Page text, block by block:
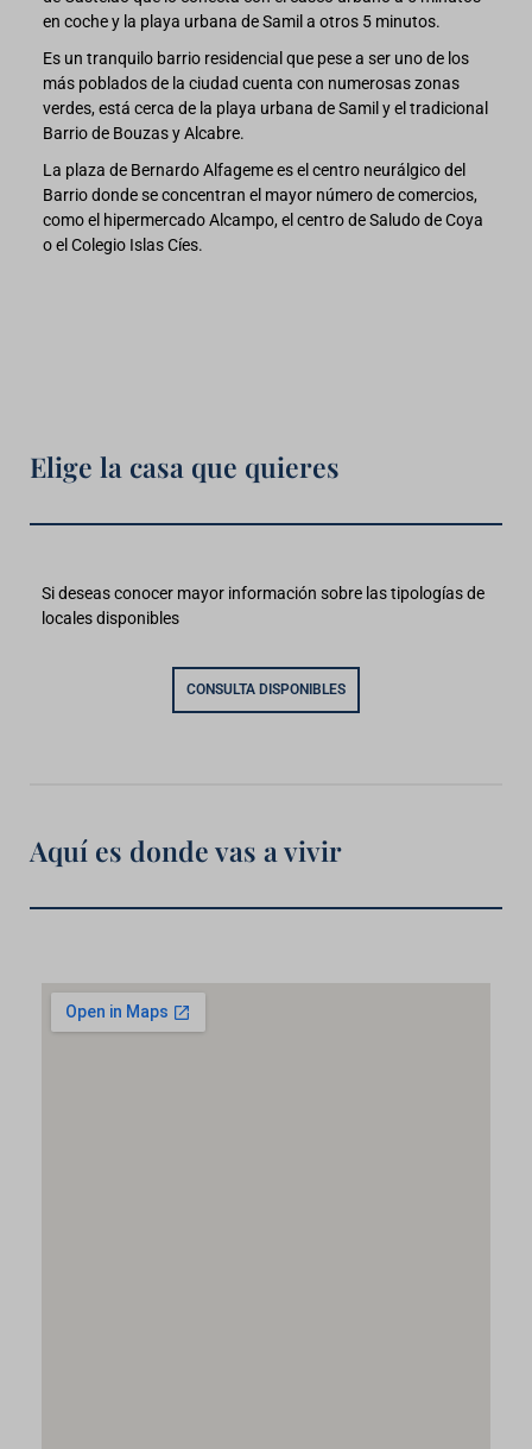
en coche y la playa urbana de Samil a otros 5 minutos.
Es un tranquilo barrio residencial que pese a ser uno de los
más poblados de la ciudad cuenta con numerosas zonas
verdes, está cerca de la playa urbana de Samil y el tradicional
Barrio de Bouzas y Alcabre.
La plaza de Bernardo Alfageme es el centro neurálgico del
Barrio donde se concentran el mayor número de comercios,
como el hipermercado Alcampo, el centro de Saludo de Coya
o el Colegio Islas Cíes.
Elige la casa que quieres
Si deseas conocer mayor información sobre las tipologías de
locales disponibles
CONSULTA DISPONIBLES
Aquí es donde vas a vivir